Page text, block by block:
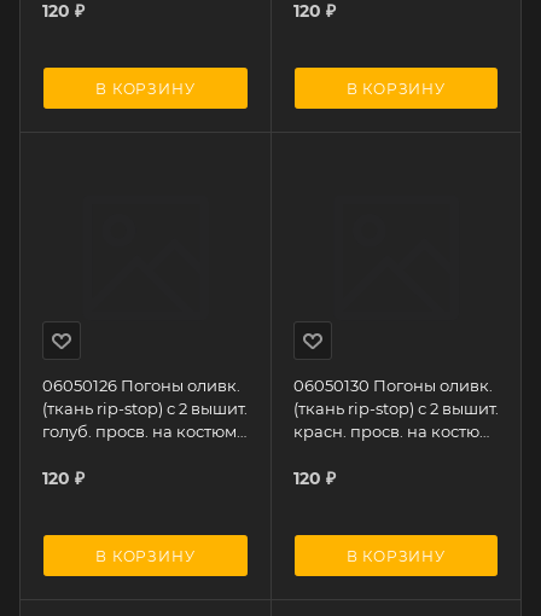
120 ₽
В КОРЗИНУ
120 ₽
В КОРЗИНУ
06050126 Погоны оливк.
(ткань rip-stop) с 2 вышит.
голуб. просв. на костюм
120 ₽
В КОРЗИНУ
06050130 Погоны оливк.
(ткань rip-stop) с 2 вышит.
красн. просв. на костюм
120 ₽
В КОРЗИНУ